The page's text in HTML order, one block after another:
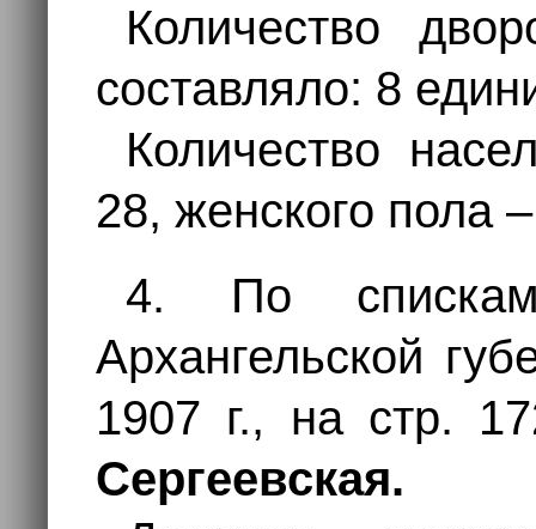
Количество
составляло: 8
Количество
28, женского пола
4. По
Архангельской
1907 г., на стр.
Сергеевская.